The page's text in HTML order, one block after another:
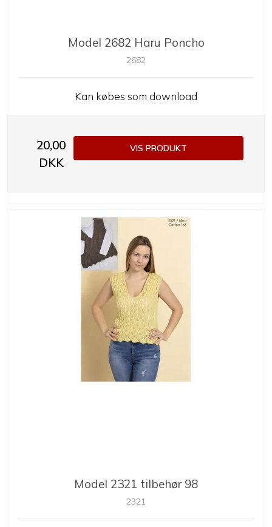
Model 2682 Haru Poncho
2682
Kan købes som download
20,00
DKK
VIS PRODUKT
Model 2321 tilbehør 98
2321